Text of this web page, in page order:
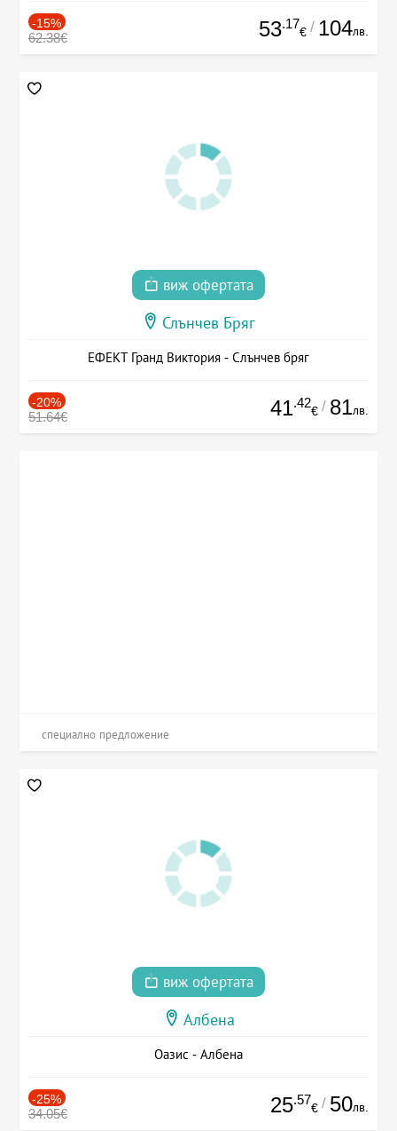
-15%
62.38€ 53.17
€ / 104лв.
виж офертата
Слънчев Бряг
ЕФЕКТ Гранд Виктория - Слънчев бряг
-20%
51.64€ 41.42
€ / 81лв.
специално предложение
виж офертата
Албена
Оазис - Албена
-25%
34.05€ 25.57
€ / 50лв.